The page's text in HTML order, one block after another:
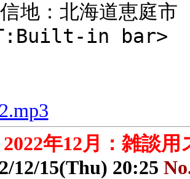
地：北海道恵庭
in bar>
2022年12月：雑談
12/15(Thu) 20:25